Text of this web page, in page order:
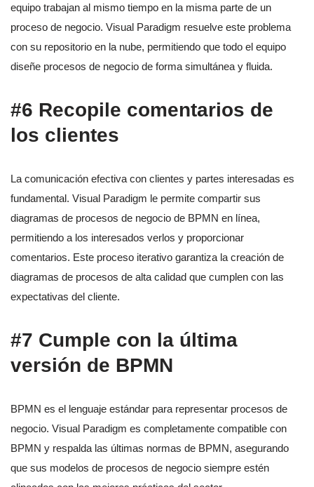
equipo trabajan al mismo tiempo en la misma parte de un
proceso de negocio. Visual Paradigm resuelve este problema
con su repositorio en la nube, permitiendo que todo el equipo
diseñe procesos de negocio de forma simultánea y fluida.
#6 Recopile comentarios de
los clientes
La comunicación efectiva con clientes y partes interesadas es
fundamental. Visual Paradigm le permite compartir sus
diagramas de procesos de negocio de BPMN en línea,
permitiendo a los interesados verlos y proporcionar
comentarios. Este proceso iterativo garantiza la creación de
diagramas de procesos de alta calidad que cumplen con las
expectativas del cliente.
#7 Cumple con la última
versión de BPMN
BPMN es el lenguaje estándar para representar procesos de
negocio. Visual Paradigm es completamente compatible con
BPMN y respalda las últimas normas de BPMN, asegurando
que sus modelos de procesos de negocio siempre estén